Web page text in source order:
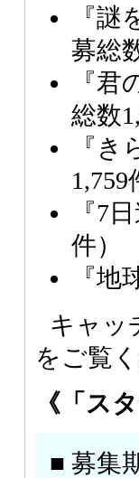
『
募総
『
総数
『
1,759
『7
件）
『
キャッ
をご覧
《「ス
■ 募集